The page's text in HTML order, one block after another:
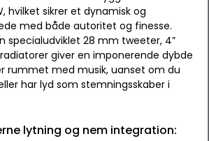
hvilket sikrer et dynamisk og
med både autoritet og finesse.
specialudviklet 28 mm tweeter, 4”
giver en imponerende dybde
rummet med musik, uanset om du
har lyd som stemningsskaber i
lytning og nem integration: